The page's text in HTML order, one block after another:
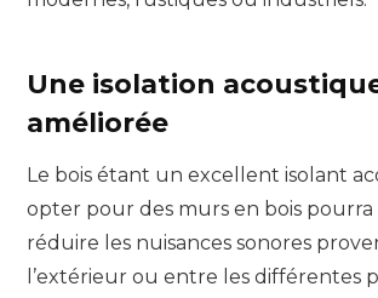
Une isolation
améliorée
Le bois étant un excellent isolant
opter pour des murs en bois
réduire les nuisances sonores
l’extérieur ou entre les différentes